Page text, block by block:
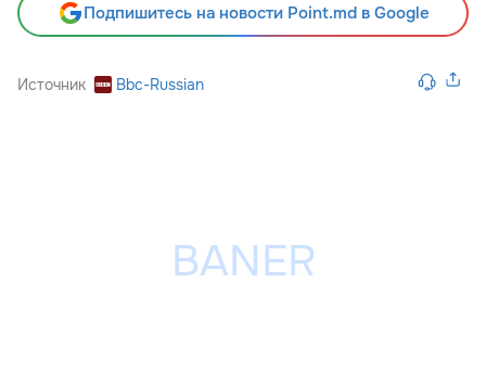
Подпишитесь на новости Point.md в Google
Источник Bbc-Russian